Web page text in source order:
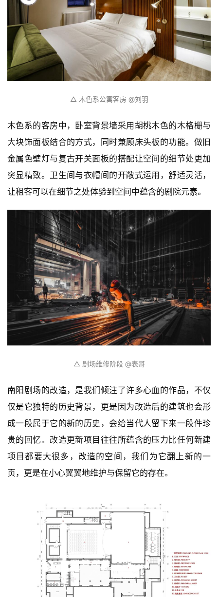
△ 黑白系公寓客房 小枝️@ICYWORKS
以黑白灰为主色调的公寓，玄关、卫生间与卧室区域形
成灰、黑两个独立的色块，简洁干练。卧室大胆地使用
水泥墙面漆，搭配富有戏剧感的软装家具，创造一种开
放而充满层次的环境。
△ 木色系公寓客房 @刘羽
木色系的客房中，卧室背景墙采用胡桃木色的木格栅与
大块饰面板结合的方式，同时兼顾床头板的功能。做旧
金属色壁灯与复古开关面板的搭配让空间的细节处更加
突显精致。卫生间与衣帽间的开敞式运用，舒适灵活，
让租客可以在细节之处体验到空间中蕴含的剧院元素。
△ 剧场维修阶段 @表哥
南阳剧场的改造，是我们倾注了许多心血的作品，不仅
仅是它独特的历史背景，更是因为改造后的建筑也会形
成一段属于它的新的历史，会给当代人留下来一段件珍
贵的回忆。改造更新项目往往所蕴含的压力比任何新建